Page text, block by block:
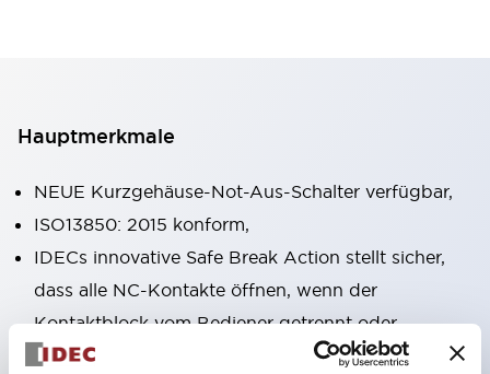
Hauptmerkmale
NEUE Kurzgehäuse-Not-Aus-Schalter verfügbar,
ISO13850: 2015 konform,
IDECs innovative Safe Break Action stellt sicher,
dass alle NC-Kontakte öffnen, wenn der
Kontaktblock vom Bediener getrennt oder
beschädigt wird,